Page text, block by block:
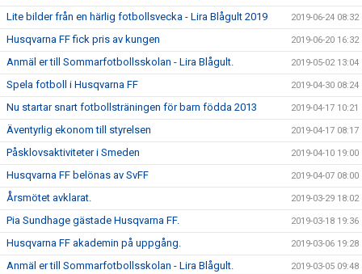
Lite bilder från en härlig fotbollsvecka - Lira Blågult 2019 2019-06-24 08:32
Husqvarna FF fick pris av kungen 2019-06-20 16:32
Anmäl er till Sommarfotbollsskolan - Lira Blågult. 2019-05-02 13:04
Spela fotboll i Husqvarna FF 2019-04-30 08:24
Nu startar snart fotbollsträningen för barn födda 2013 2019-04-17 10:21
Äventyrlig ekonom till styrelsen 2019-04-17 08:17
Påsklovsaktiviteter i Smeden 2019-04-10 19:00
Husqvarna FF belönas av SvFF 2019-04-07 08:00
Årsmötet avklarat. 2019-03-29 18:02
Pia Sundhage gästade Husqvarna FF. 2019-03-18 19:36
Husqvarna FF akademin på uppgång. 2019-03-06 19:28
Anmäl er till Sommarfotbollsskolan - Lira Blågult. 2019-03-05 09:48